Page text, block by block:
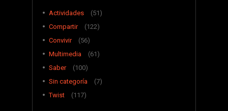
Actividades
(51)
Compartir
(122)
Convivir
(56)
Multimedia
(61)
Saber
(100)
Sin categoría
(7)
Twist
(117)